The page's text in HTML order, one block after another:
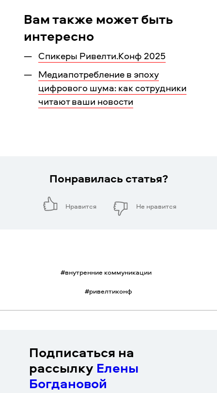
Вам также может быть
интересно
Спикеры Ривелти.Конф 2025
Медиапотребление в эпоху
цифрового шума: как сотрудники
читают ваши новости
Понравилась статья?
Нравится Не нравится
#внутренние коммуникации
#ривелтиконф
Подписаться на
рассылку Елены
Богдановой